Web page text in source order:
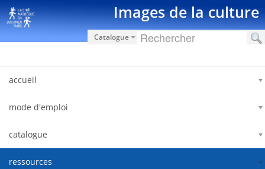
跳转到内容 Images de la culture
Catalogue
accueil
mode d'emploi
catalogue
ressources